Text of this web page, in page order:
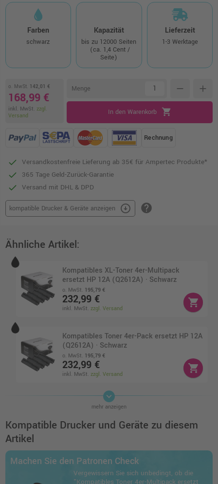
Farben
schwarz
Kapazität
bis zu 12000 Seiten
(ca. 1,4 Cent /
Seite)
Lieferzeit
1-3 Werktage
o. MwSt. 142,01 €
168,99 €
inkl. MwSt. zzgl.
Versand
Menge remove add
In den Warenkorb shopping_cart
Rechnung
Versandkostenfreie Lieferung ab 35€ für Ampertec Produkte*
365 Tage Geld-Zurück-Garantie
Versand mit DHL & DPD
kompatible Drucker & Geräte anzeigen arrow_circle_down help
Ähnliche Artikel:
Kompatibles XL-Toner 4er-Multipack
ersetzt HP 12A (Q2612A) · Schwarz
o. MwSt. 195,79 €
232,99 €
inkl. MwSt.zzgl. Versand
shopping_cart
Kompatibles Toner 4er-Pack ersetzt HP 12A
(Q2612A) · Schwarz
o. MwSt. 195,79 €
232,99 €
inkl. MwSt.zzgl. Versand
shopping_cart
Kompatibles XL-Toner Doppelpack ersetzt
HP 12A (Q2612AD) · Schwarz
o. MwSt.
115,99 €
12A (Q2612AD) · Schwarz
keyboard_arrow_down
mehr anzeigen
Kompatible Drucker und Geräte zu diesem
Artikel
Machen Sie den Patronen Check
Vergewissern Sie sich unbedingt, ob die
"Kompatibles Toner 4er-Multipack ersetzt